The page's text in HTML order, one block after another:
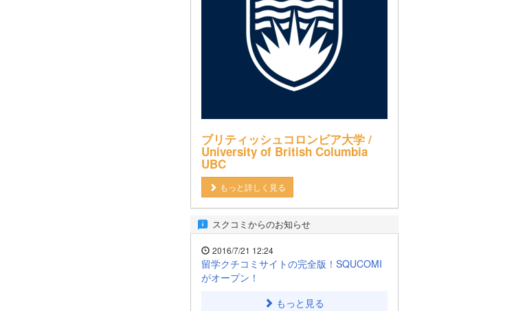
ブリティッシュコロンビア大学 /
University of British Columbia
UBC
もっと詳しく見る
スクコミからのお知らせ
2016/7/21 12:24
留学クチコミサイトの完全版！SQUCOMI
がオープン！
もっと見る